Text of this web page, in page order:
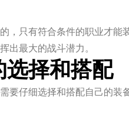
，只有符合条件的职业才能
出最大的战斗潜力。
选择和搭配
要仔细选择和搭配自己的装